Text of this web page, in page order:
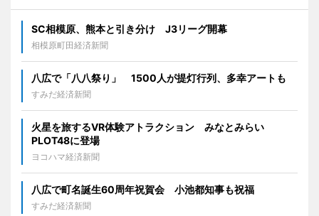
SC相模原、熊本と引き分け J3リーグ開幕
相模原町田経済新聞
八広で「八八祭り」 1500人が提灯行列、多幸アートも
すみだ経済新聞
火星を旅するVR体験アトラクション みなとみらい
PLOT48に登場
ヨコハマ経済新聞
八広で町名誕生60周年祝賀会 小池都知事も祝福
すみだ経済新聞